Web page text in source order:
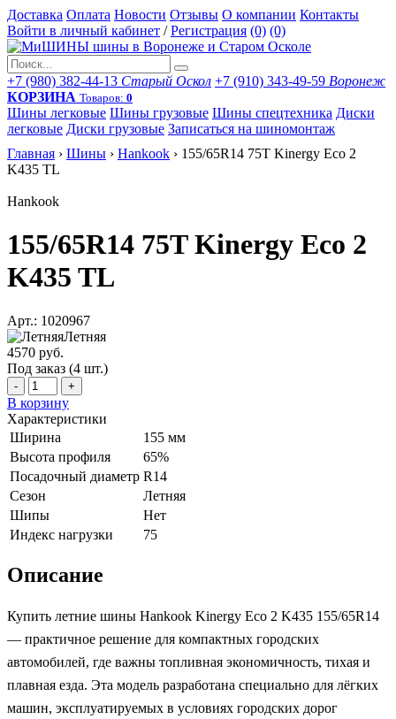
Доставка Оплата Новости Отзывы О компании Контакты
Войти в личный кабинет / Регистрация (0) (0)
+7 (980) 382-44-13 Старый Оскол +7 (910) 343-49-59 Воронеж
КОРЗИНА Товаров: 0
Шины легковые Шины грузовые Шины спецтехника Диски
легковые Диски грузовые Записаться на шиномонтаж
Главная › Шины › Hankook › 155/65R14 75T Kinergy Eco 2
K435 TL
Hankook
155/65R14 75T Kinergy Eco 2
K435 TL
Арт.: 1020967
Летняя
4570 руб.
Под заказ (4 шт.)
- +
В корзину
Характеристики
Ширина
155 мм
Высота профиля
65%
Посадочный диаметр R14
Сезон
Летняя
Шипы
Нет
Индекс нагрузки
75
Описание
Купить летние шины Hankook Kinergy Eco 2 K435 155/65R14
— практичное решение для компактных городских
автомобилей, где важны топливная экономичность, тихая и
плавная езда. Эта модель разработана специально для лёгких
машин, эксплуатируемых в условиях городских дорог